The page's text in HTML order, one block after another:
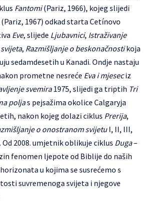
Fantomi(Pariz, 1966), kojeg slijedi
(Pariz, 1967) odkad starta Cetínovo
Eve, slijede Ljubavnici, Istraživanje
, Razmišljanje o beskonačnostikoja
sedamdesetih u Kanadi. Ondje nastaju
prometne nesreće Eva i mjeseciz
svemira1975, slijedi ga triptih Tri
poljas pejsažima okolice Calgaryja
nakon kojeg dolazi ciklus Prerija,
o onostranom svijetuI, II, III,
Od 2008. umjetnik oblikuje ciklus Duga–
fenomen ljepote od Biblije do naših
u kojima se susrećemo s
suvremenoga svijeta i njegove